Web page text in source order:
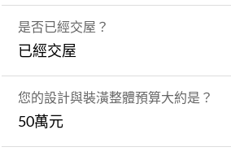
是否已經交屋？
已經交屋
您的設計與裝潢整體預算大約是？
50萬元